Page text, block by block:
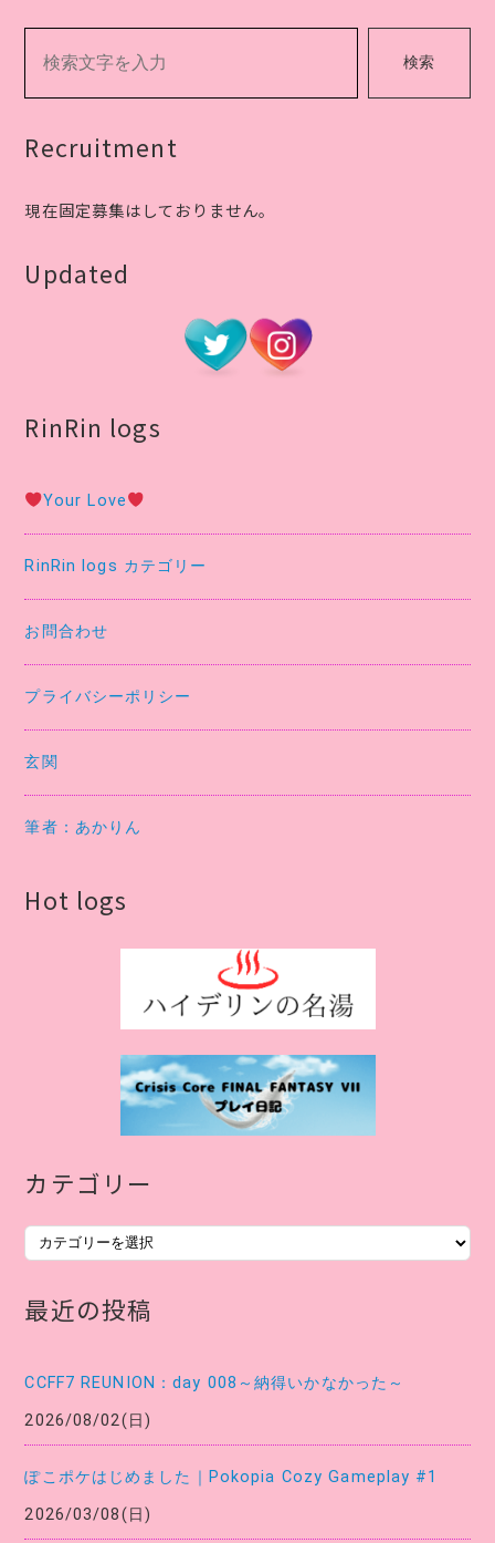
検索
Recruitment
現在固定募集はしておりません。
Updated
RinRin logs
Your Love
RinRin logs カテゴリー
お問合わせ
プライバシーポリシー
玄関
筆者：あかりん
Hot logs
カテゴリー
カ
テ
ゴ
リ
最近の投稿
CCFF7 REUNION：day 008～納得いかなかった～
2026/08/02(日)
ぽこポケはじめました｜Pokopia Cozy Gameplay #1
2026/03/08(日)